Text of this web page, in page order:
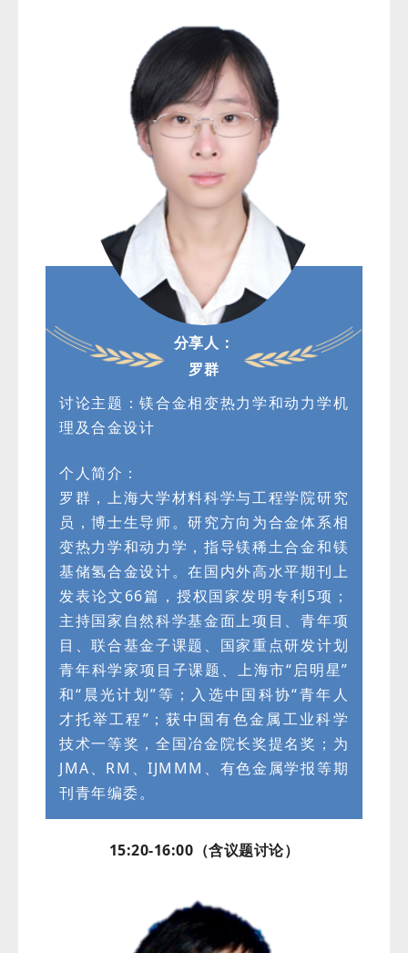
分享人：
罗群
讨论主题：镁合金相变热力学和动力学机
理及合金设计
个人简介：
罗群，上海大学材料科学与工程学院研究
员，博士生导师。研究方向为合金体系相
变热力学和动力学，指导镁稀土合金和镁
基储氢合金设计。在国内外高水平期刊上
发表论文66篇，授权国家发明专利5项；
主持国家自然科学基金面上项目、青年项
目、联合基金子课题、国家重点研发计划
青年科学家项目子课题、上海市“启明星”
和“晨光计划”等；入选中国科协“青年人
才托举工程”；获中国有色金属工业科学
技术一等奖，全国冶金院长奖提名奖；为
JMA、RM、IJMMM、有色金属学报等期
刊青年编委。
15:20-16:00（含议题讨论）